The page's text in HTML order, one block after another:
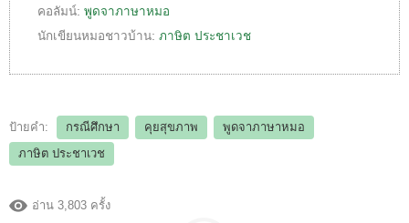
คอลัมน์: พูดจาภาษาหมอ
นักเขียนหมอชาวบ้าน: ภาษิต ประชาเวช
ป้ายคำ: กรณีศึกษา คุยสุขภาพ
พูดจาภาษาหมอ
ภาษิต ประชาเวช
อ่าน 3,803 ครั้ง